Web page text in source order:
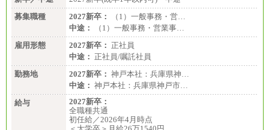
〈大阪・兵庫〉200,000 円
〈愛知〉194,500 円 〈福
岡〉185,000円
※基本給のみ（地域手当なし）
※試用期間中も給与変更なし
中途：
【阪急交通社】
◆正社員/総合職
月給250,000円～(※1)、247,000円～(※2)、242,000円
～(※3)、239,000円～(※4)、237,000円～（※5）
・月給は一律地域手当を含んだ金額を表示
（※1…36,000円、※2…33,000円、※3…28,000円、
※4…25,000円、※5…23,000円）
募集職種
2027新卒：
（1）一般事務・営…
中途：
（1）一般事務・営業事…
雇用形態
2027新卒： 正社員
中途： 正社員/嘱託社員
勤務地
2027新卒： 神戸本社：兵庫県神…
中途： 神戸本社：兵庫県神戸市…
給与
2027新卒：
全職種共通
初任給／2026年4月時点